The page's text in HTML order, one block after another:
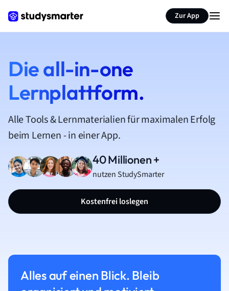
Zur App
Die all-in-one
Lernplattform.
Alle Tools & Lernmaterialien für maximalen Erfolg
beim Lernen - in einer App.
40 Millionen +
nutzen StudySmarter
Kostenfrei loslegen
Alles auf einen Blick. Bleib